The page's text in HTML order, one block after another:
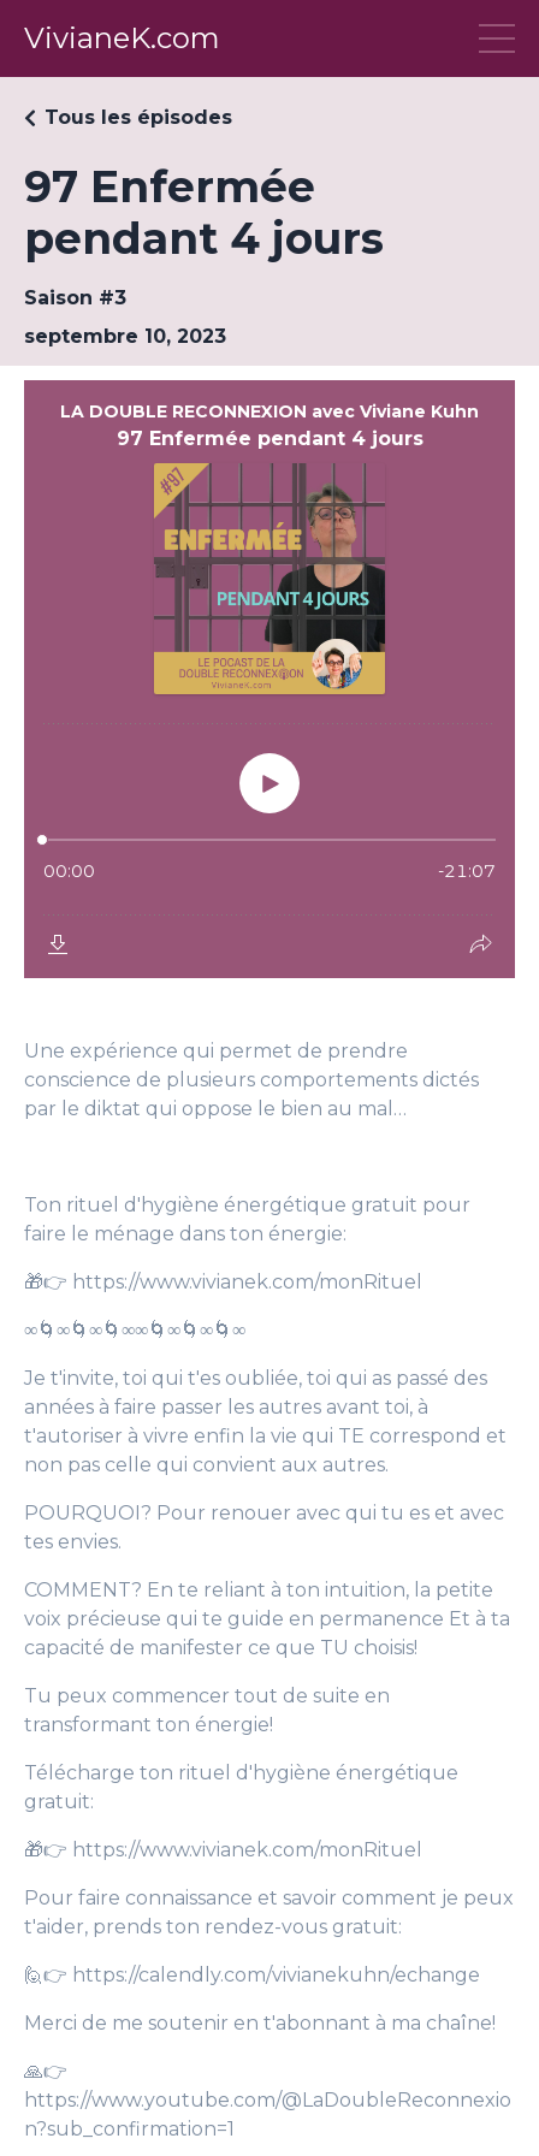
VivianeK.com
97 Enfermée
pendant 4 jours
Tous les épisodes
Saison #3
septembre 10, 2023
Une expérience qui permet de prendre
conscience de plusieurs comportements dictés
par le diktat qui oppose le bien au mal…
Ton rituel d'hygiène énergétique gratuit pour
faire le ménage dans ton énergie:
🎁👉 https://www.vivianek.com/monRituel
∞🌀∞🌀∞🌀∞∞🌀∞🌀∞🌀∞
Je t'invite, toi qui t'es oubliée, toi qui as passé des
années à faire passer les autres avant toi, à
t'autoriser à vivre enfin la vie qui TE correspond et
non pas celle qui convient aux autres.
POURQUOI? Pour renouer avec qui tu es et avec
tes envies.
COMMENT? En te reliant à ton intuition, la petite
voix précieuse qui te guide en permanence Et à ta
capacité de manifester ce que TU choisis!
Tu peux commencer tout de suite en
transformant ton énergie!
Télécharge ton rituel d'hygiène énergétique
gratuit:
🎁👉 https://www.vivianek.com/monRituel
Pour faire connaissance et savoir comment je peux
t'aider, prends ton rendez-vous gratuit:
🙋👉 https://calendly.com/vivianekuhn/echange
Merci de me soutenir en t'abonnant à ma chaîne!
🙏👉
https://www.youtube.com/@LaDoubleReconnexio
n?sub_confirmation=1